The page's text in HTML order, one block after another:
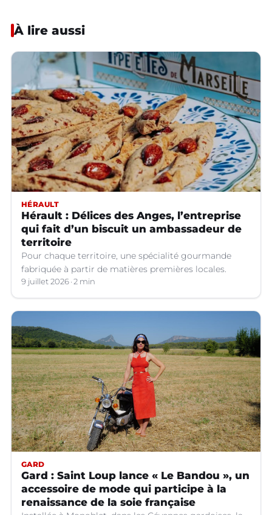
À lire aussi
HÉRAULT
Hérault : Délices des Anges, l’entreprise
qui fait d’un biscuit un ambassadeur de
territoire
Pour chaque territoire, une spécialité gourmande
fabriquée à partir de matières premières locales.
9 juillet 2026 2 min
GARD
Gard : Saint Loup lance « Le Bandou », un
accessoire de mode qui participe à la
renaissance de la soie française